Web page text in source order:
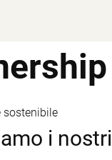
sostenibile
i nostri